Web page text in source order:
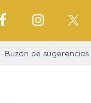
Buzón de sugerencias